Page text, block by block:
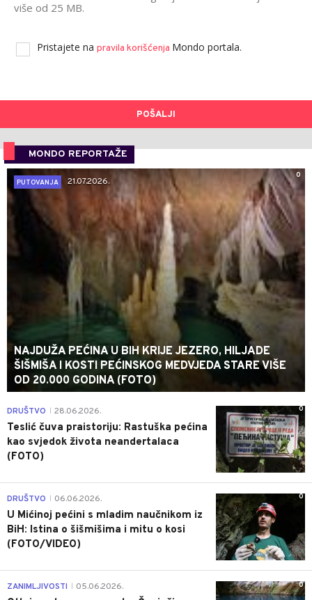
više od 25 MB.
Pristajete na pravila korišćenja Mondo portala.
POŠALJI
MONDO REPORTAŽE
0
PUTOVANJA
21.07.2026.
NAJDUŽA PEĆINA U BIH KRIJE JEZERO, HILJADE
ŠIŠMIŠA I KOSTI PEĆINSKOG MEDVJEDA STARE VIŠE
OD 20.000 GODINA (FOTO)
0
DRUŠTVO 28.06.2026.
Teslić čuva praistoriju: Rastuška pećina
kao svjedok života neandertalaca
(FOTO)
0
DRUŠTVO 06.06.2026.
U Mićinoj pećini s mladim naučnikom iz
BiH: Istina o šišmišima i mitu o kosi
(FOTO/VIDEO)
0
ZANIMLJIVOSTI 05.06.2026.